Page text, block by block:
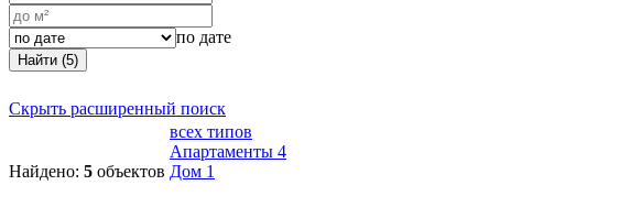
по дате
Найти (5)
Скрыть расширенный поиск
Найдено: 5 объектов
всех типов
Апартаменты 4
Дом 1